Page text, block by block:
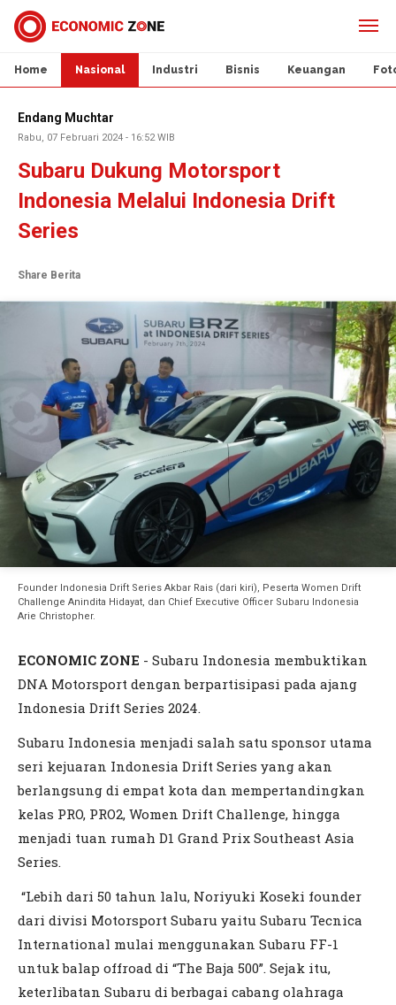
Home Nasional Industri Bisnis Keuangan
Endang Muchtar
Rabu, 07 Februari 2024 - 16:52 WIB
Subaru Dukung Motorsport
Indonesia Melalui Indonesia Drift
Series
Share Berita
Founder Indonesia Drift Series Akbar Rais (dari kiri), Peserta Women Drift
Challenge Anindita Hidayat, dan Chief Executive Officer Subaru Indonesia
Arie Christopher.
ECONOMIC ZONE - Subaru Indonesia membuktikan
DNA Motorsport dengan berpartisipasi pada ajang
Indonesia Drift Series 2024.
Subaru Indonesia menjadi salah satu sponsor utama
seri kejuaran Indonesia Drift Series yang akan
berlangsung di empat kota dan mempertandingkan
kelas PRO, PRO2, Women Drift Challenge, hingga
menjadi tuan rumah D1 Grand Prix Southeast Asia
Series.
“Lebih dari 50 tahun lalu, Noriyuki Koseki founder
dari divisi Motorsport Subaru yaitu Subaru Tecnica
International mulai menggunakan Subaru FF-1
untuk balap offroad di “The Baja 500”. Sejak itu,
keterlibatan Subaru di berbagai cabang olahraga